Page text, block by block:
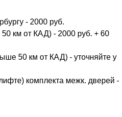
- 2000 руб.
50 км от КАД) - 2000 руб. + 60
50 км от КАД) - уточняйте у
комплекта межк. дверей -